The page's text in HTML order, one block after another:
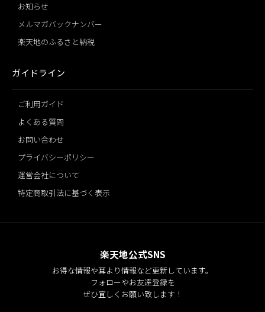
お知らせ
メルマガバックナンバー
楽天地のふるさと納税
ガイドライン
ご利用ガイド
よくある質問
お問い合わせ
プライバシーポリシー
運営会社について
特定商取引法に基づく表示
楽天地公式SNS
お得な情報や耳より情報など更新しています。
フォローやお友達登録を
ぜひ宜しくお願い致します！